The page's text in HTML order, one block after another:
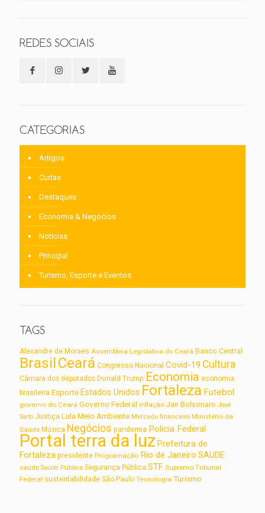
REDES SOCIAIS
CATEGORIAS
Artigos
Curtas
Destaques
Economia & Negócios
Notícias
Principal
Turismo, Esporte e Eventos
TAGS
Alexandre de Moraes Assembleia Legislativa do Ceará Banco Central
BrasilCeará Congresso Nacional Covid-19 Cultura
Câmara dos deputados Donald Trump Economia economia
brasileira Esporte Estados Unidos Fortaleza Futebol
governo do Ceará Governo Federal inflação Jair Bolsonaro José
Sarto Justiça Lula Meio Ambiente Mercado financeiro Ministério da
Saúde Música Negócios pandemia Polícia Federal
Portal terra da luzPrefeitura de
Fortaleza presidente Programação Rio de Janeiro SAUDE
saúde Saúde Pública Segurança Pública STF Supremo Tribunal
Federal sustentabilidade São Paulo Tecnologia Turismo